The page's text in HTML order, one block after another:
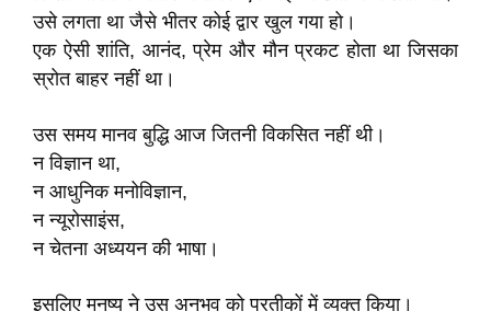
उसे लगता था जैसे भीतर कोई द्वार खुल गया हो।
एक ऐसी शांति, आनंद, प्रेम और मौन प्रकट होता था जिसका
स्रोत बाहर नहीं था।
उस समय मानव बुद्धि आज जितनी विकसित नहीं थी।
न विज्ञान था,
न आधुनिक मनोविज्ञान,
न न्यूरोसाइंस,
न चेतना अध्ययन की भाषा।
इसलिए मनुष्य ने उस अनुभव को प्रतीकों में व्यक्त किया।